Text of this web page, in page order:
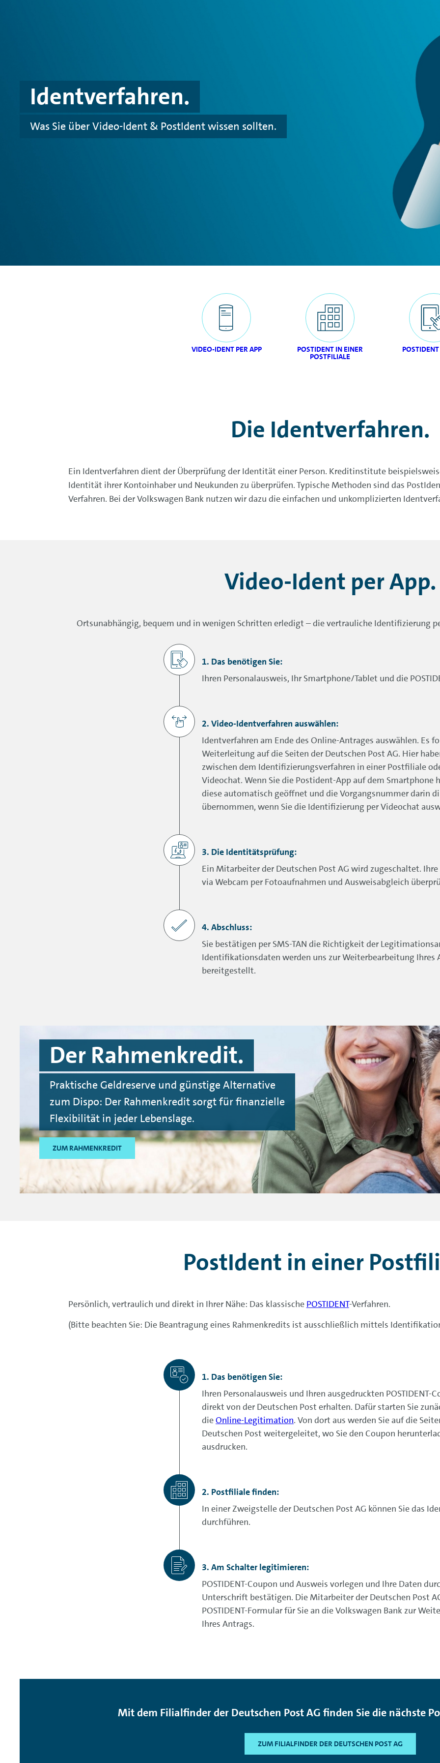
Identverfahren.
Was Sie über Video-Ident & PostIdent wissen sollten.
VIDEO-IDENT PER APP POSTIDENT IN EINER
POSTFILIALE
Die Identverfahren.
Ein Identverfahren dient der Überprüfung der Identität einer Person. Kreditinstitute
Identität ihrer Kontoinhaber und Neukunden zu überprüfen. Typische Methoden sind das
Verfahren. Bei der Volkswagen Bank nutzen wir dazu die einfachen und unkomplizierten
Video-Ident per App.
Ortsunabhängig, bequem und in wenigen Schritten erledigt – die vertrauliche Identifizierung
1. Das benötigen Sie:
Ihren Personalausweis, Ihr Smartphone/Tablet und die
2. Video-Identverfahren auswählen:
Identverfahren am Ende des Online-Antrages auswählen. Es
Weiterleitung auf die Seiten der Deutschen Post AG. Hier
zwischen dem Identifizierungsverfahren in einer Postfiliale
Videochat. Wenn Sie die Postident-App auf dem Smartphone
diese automatisch geöffnet und die Vorgangsnummer darin
übernommen, wenn Sie die Identifizierung per Videochat
3. Die Identitätsprüfung:
Ein Mitarbeiter der Deutschen Post AG wird zugeschaltet.
via Webcam per Fotoaufnahmen und Ausweisabgleich
4. Abschluss:
Sie bestätigen per SMS-TAN die Richtigkeit der
Identifikationsdaten werden uns zur Weiterbearbeitung Ihres
bereitgestellt.
Der Rahmenkredit.
Praktische Geldreserve und günstige Alternative
zum Dispo: Der Rahmenkredit sorgt für finanzielle
Flexibilität in jeder Lebenslage.
ZUM RAHMENKREDIT
PostIdent in einer
Persönlich, vertraulich und direkt in Ihrer Nähe: Das klassische POSTIDENT-Verfahren.
(Bitte beachten Sie: Die Beantragung eines Rahmenkredits ist ausschließlich mittels
1. Das benötigen Sie:
Ihren Personalausweis und Ihren ausgedruckten POSTIDENT-
direkt von der Deutschen Post erhalten. Dafür starten Sie
dieOnline-Legitimation. Von dort aus werden Sie auf die
Deutschen Post weitergeleitet, wo Sie den Coupon
ausdrucken.
2. Postfiliale finden:
In einer Zweigstelle der Deutschen Post AG können Sie das
durchführen.
3. Am Schalter legitimieren:
POSTIDENT-Coupon und Ausweis vorlegen und Ihre Daten
Unterschrift bestätigen. Die Mitarbeiter der Deutschen Post
POSTIDENT-Formular für Sie an die Volkswagen Bank zur
Ihres Antrags.
Mit dem Filialfinder der Deutschen Post AG finden Sie die nächste
ZUM FILIALFINDER DER DEUTSCHEN POST AG